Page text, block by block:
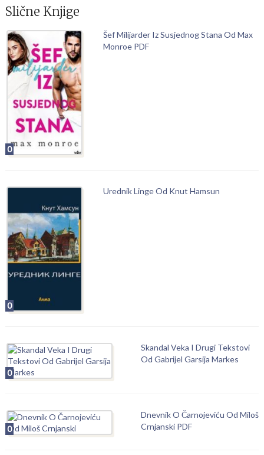
Slične Knjige
0
Šef Milijarder Iz Susjednog Stana Od Max
Monroe PDF
0
Urednik Linge Od Knut Hamsun
0
Skandal Veka I Drugi Tekstovi
Od Gabrijel Garsija Markes
0
Dnevnik O Čarnojeviću Od Miloš
Crnjanski PDF